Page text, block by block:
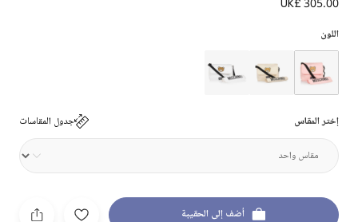
اللون
إختر المقاس جدول المقاسات
أضف إلى الحقيبة